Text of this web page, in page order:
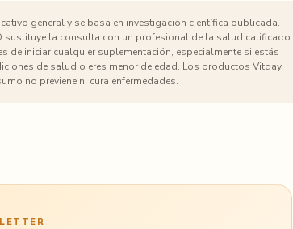
general y se basa en investigación científica publicada.
la consulta con un profesional de la salud calificado.
de iniciar cualquier suplementación, especialmente si estás
de salud o eres menor de edad. Los productos Vitday
no previene ni cura enfermedades.